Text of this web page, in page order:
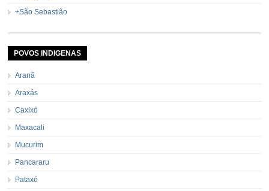
+São Sebastião
POVOS INDIGENAS
Aranã
Araxás
Caxixó
Maxacali
Mucurim
Pancararu
Pataxó